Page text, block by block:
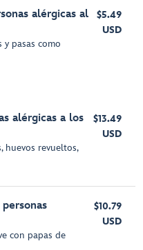
alérgicas al
y pasas como
$5.49
USD
alérgicas a los
huevos revueltos,
$13.49
USD
con papas de
$10.79
USD